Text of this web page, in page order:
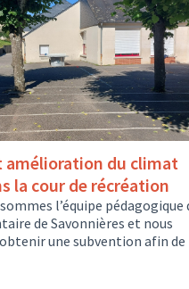
amélioration du climat
la cour de récréation
l’équipe pédagogique
de Savonnières et nous
une subvention afin de